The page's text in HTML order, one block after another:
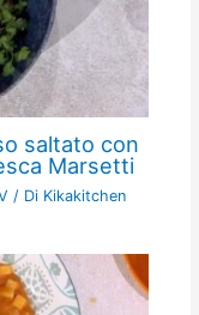
saltato con
Marsetti
/ Di Kikakitchen